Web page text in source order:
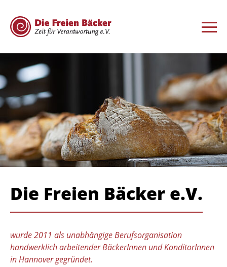
Die Freien Bäcker e.V.
wurde 2011 als unabhängige Berufsorganisation
handwerklich arbeitender BäckerInnen und KonditorInnen
in Hannover gegründet.